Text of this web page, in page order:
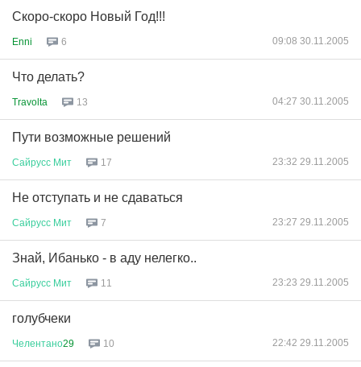
Скоро-скоро Новый Год!!!
Enni 6 09:08 30.11.2005
Что делать?
Travolta 13 04:27 30.11.2005
Пути возможные решений
Сайрусс Мит 17 23:32 29.11.2005
Не отступать и не сдаваться
Сайрусс Мит 7 23:27 29.11.2005
Знай, Ибанько - в аду нелегко..
Сайрусс Мит 11 23:23 29.11.2005
голубчеки
Челентано29 10 22:42 29.11.2005